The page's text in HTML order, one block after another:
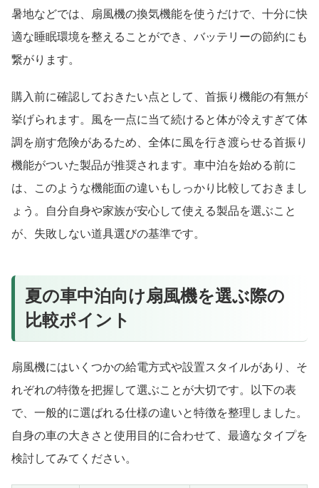
暑地などでは、扇風機の換気機能を使うだけで、十分に快
適な睡眠環境を整えることができ、バッテリーの節約にも
繋がります。
購入前に確認しておきたい点として、首振り機能の有無が
挙げられます。風を一点に当て続けると体が冷えすぎて体
調を崩す危険があるため、全体に風を行き渡らせる首振り
機能がついた製品が推奨されます。車中泊を始める前に
は、このような機能面の違いもしっかり比較しておきまし
ょう。自分自身や家族が安心して使える製品を選ぶこと
が、失敗しない道具選びの基準です。
夏の車中泊向け扇風機を選ぶ際の
比較ポイント
扇風機にはいくつかの給電方式や設置スタイルがあり、そ
れぞれの特徴を把握して選ぶことが大切です。以下の表
で、一般的に選ばれる仕様の違いと特徴を整理しました。
自身の車の大きさと使用目的に合わせて、最適なタイプを
検討してみてください。